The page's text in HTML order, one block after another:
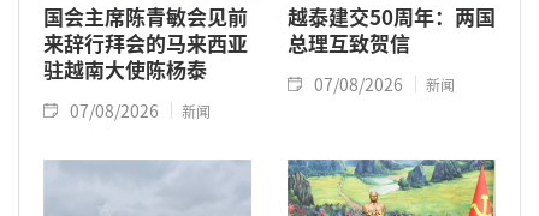
国会主席陈青敏会见前
来辞行拜会的马来西亚
驻越南大使陈杨泰
07/08/2026 新闻
越泰建交50周年：两国
总理互致贺信
07/08/2026 新闻